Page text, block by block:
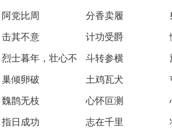
阿党比周 分香卖履
击其不意 计功受爵
烈士暮年，壮心不
已
斗转参横
巢倾卵破 土鸡瓦犬
魏鹊无枝 心怀叵测
指日成功 志在千里